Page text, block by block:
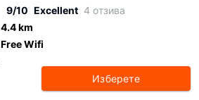
9/10 Excellent 4 отзива
4.4 km
Free Wifi
Изберете